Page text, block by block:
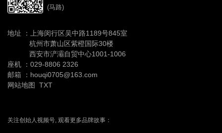
(马路)
地址 ：上海闵行区吴中路1189号845室
杭州市萧山区紫橙国际30楼
西安市浐灞自贸中心1001-1006
座机 ： 029-8806 2326
邮箱 ：houqi0705@163.com
网站地图
TXT
关注创始人视频号, 观看更多品牌故事：